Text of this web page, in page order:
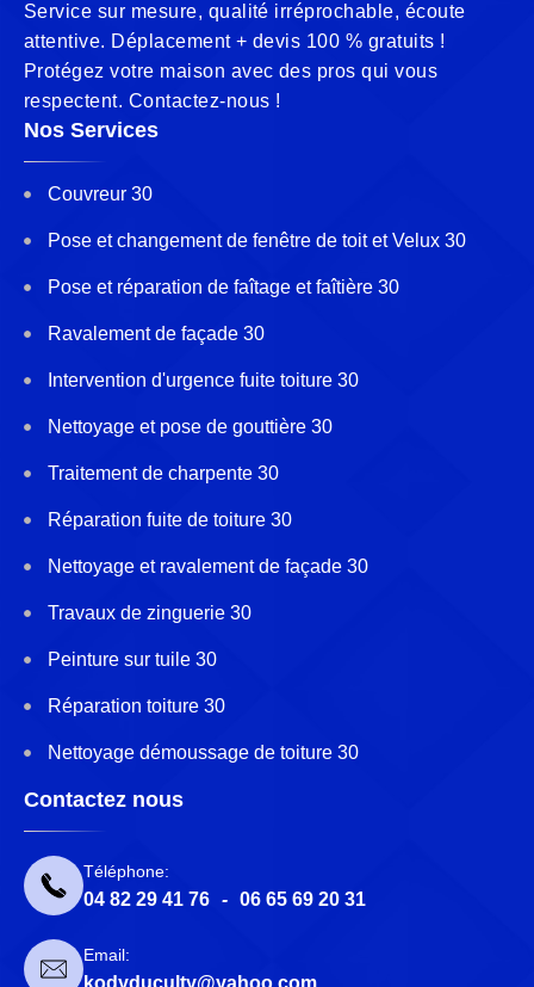
Service sur mesure, qualité irréprochable, écoute
attentive. Déplacement + devis 100 % gratuits !
Protégez votre maison avec des pros qui vous
respectent. Contactez-nous !
Nos Services
Couvreur 30
Pose et changement de fenêtre de toit et Velux 30
Pose et réparation de faîtage et faîtière 30
Ravalement de façade 30
Intervention d'urgence fuite toiture 30
Nettoyage et pose de gouttière 30
Traitement de charpente 30
Réparation fuite de toiture 30
Nettoyage et ravalement de façade 30
Travaux de zinguerie 30
Peinture sur tuile 30
Réparation toiture 30
Nettoyage démoussage de toiture 30
Contactez nous
Téléphone:
04 82 29 41 76 - 06 65 69 20 31
Email: